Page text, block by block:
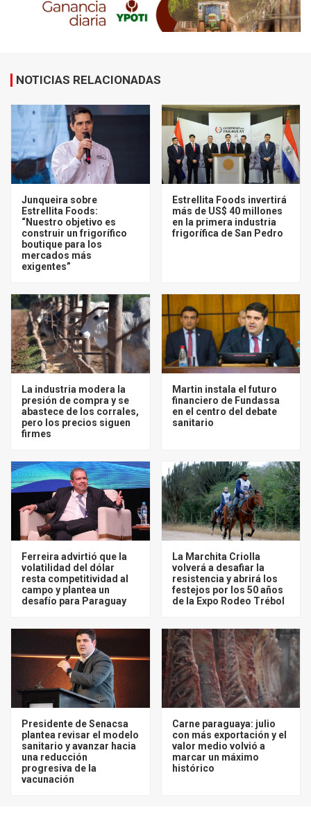
NOTICIAS RELACIONADAS
Junqueira sobre
Estrellita Foods:
“Nuestro objetivo es
construir un frigorífico
boutique para los
mercados más
exigentes”
Estrellita Foods invertirá
más de US$ 40 millones
en la primera industria
frigorífica de San Pedro
La industria modera la
presión de compra y se
abastece de los corrales,
pero los precios siguen
firmes
Martin instala el futuro
financiero de Fundassa
en el centro del debate
sanitario
Ferreira advirtió que la
volatilidad del dólar
resta competitividad al
campo y plantea un
desafío para Paraguay
La Marchita Criolla
volverá a desafiar la
resistencia y abrirá los
festejos por los 50 años
de la Expo Rodeo Trébol
Presidente de Senacsa
plantea revisar el modelo
sanitario y avanzar hacia
una reducción
progresiva de la
vacunación
Carne paraguaya: julio
con más exportación y el
valor medio volvió a
marcar un máximo
histórico